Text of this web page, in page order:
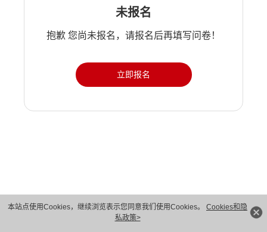
本站点使用Cookies，继续浏览表示您同意我们使用Cookies。 Cookies和隐
私政策>
未报名
抱歉 您尚未报名，请报名后再填写问卷！
立即报名
版权所有 © 华为技术有限公司 1998-2026。 保留一切权利。粤A2-20044005号
隐私保护
法律声明